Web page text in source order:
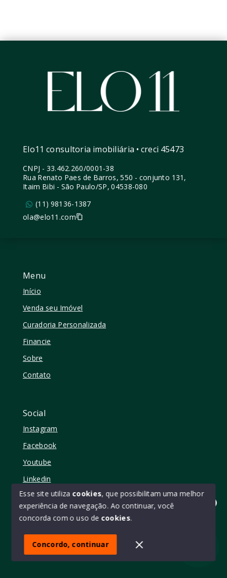
Olá! quer mudar de casa?
Menu
Início
Venda seu Imóvel
Curadoria Personalizada
Financie
Sobre
Contato
Social
Instagram
Facebook
Youtube
Linkedin
© Copyright 2026 - Elo11 consultoria imobiliária • creci
SITE PARA IMOBILIARIA
Elo11 consultoria imobiliária • creci 45473
CNPJ - 33.462.260/0001-38
Rua Renato Paes de Barros, 550 - conjunto 131,
Itaim Bibi - São Paulo/SP, 04538-080
(11) 98136-1387
ola@elo11.com
Esse site utiliza cookies, que possibilitam uma melhor
experiência de navegação. Ao continuar, você
concorda com o uso de cookies.
Concordo, continuar